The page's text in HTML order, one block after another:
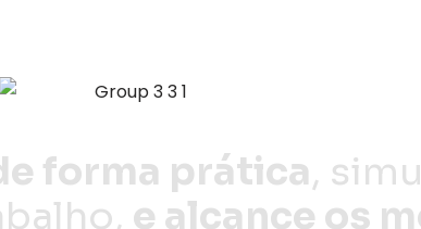
forma prática,
e alcance os